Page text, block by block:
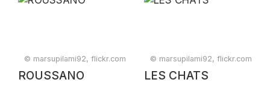
© marsupilami92, flickr.com
ROUSSANO
© marsupilami92, flickr.com
LES CHATS